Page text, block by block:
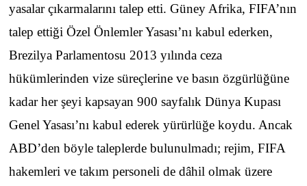
yasalar çıkarmalarını talep etti. Güney Afrika, FIFA’nın
talep ettiği Özel Önlemler Yasası’nı kabul ederken,
Brezilya Parlamentosu 2013 yılında ceza
hükümlerinden vize süreçlerine ve basın özgürlüğüne
kadar her şeyi kapsayan 900 sayfalık Dünya Kupası
Genel Yasası’nı kabul ederek yürürlüğe koydu. Ancak
ABD’den böyle taleplerde bulunulmadı; rejim, FIFA
hakemleri ve takım personeli de dâhil olmak üzere